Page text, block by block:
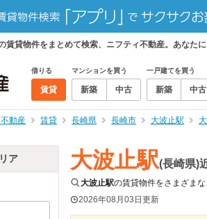
賃貸物件をまとめて検索、ニフティ不動産。あなた
借りる
賃貸
マンションを買う
新築 中古
一戸建てを買う
新築 中古
動産 賃貸 長崎県 長崎市 大波止駅
ア 大波止駅(長崎県)
大波止駅の賃貸物件をさまざま
2026年08月03日更新